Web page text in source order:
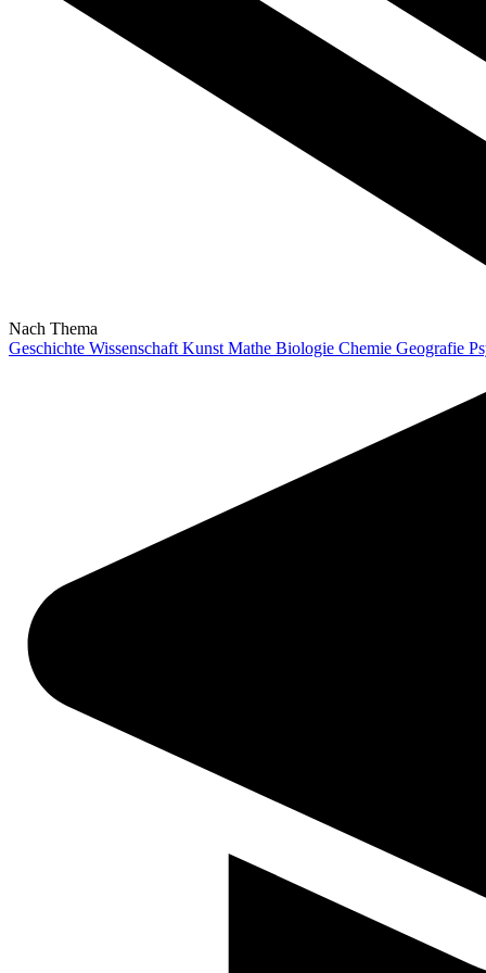
Nach Thema
Geschichte Wissenschaft Kunst Mathe Biologie Chemie Geografie